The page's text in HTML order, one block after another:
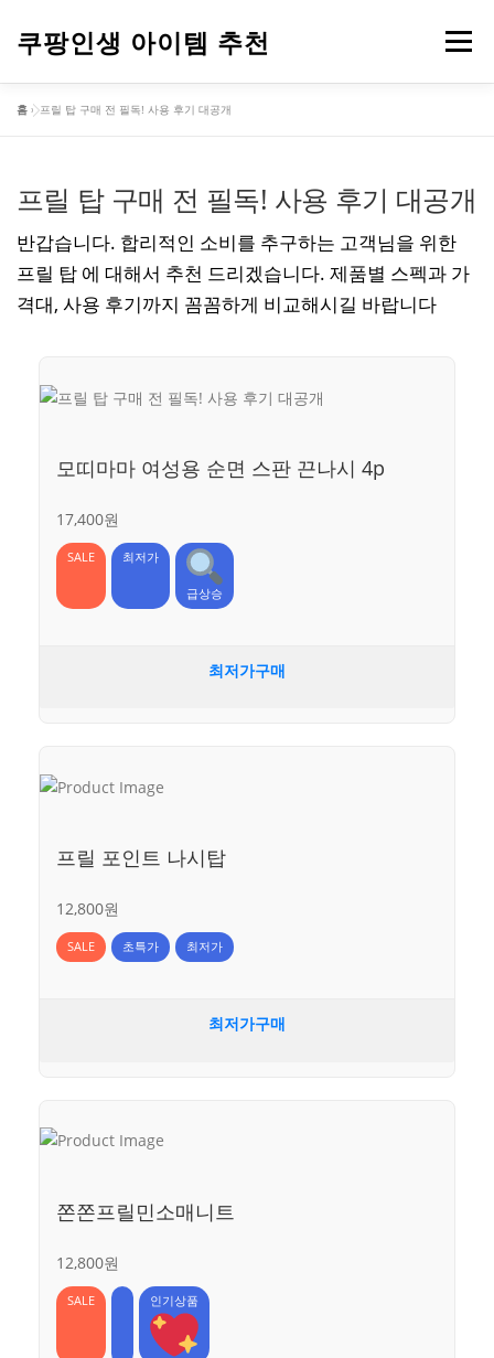
로
쿠팡인생 아이템 추천 메뉴
컴퓨터 기타
홈 »프릴 탑 구매 전 필독! 사용 후기 대공개
프릴 탑 구매 전 필독! 사용 후기 대공개
반갑습니다. 합리적인 소비를 추구하는 고객님을 위한
프릴 탑 에 대해서 추천 드리겠습니다. 제품별 스펙과 가
격대, 사용 후기까지 꼼꼼하게 비교해시길 바랍니다
모띠마마 여성용 순면 스판 끈나시 4p
17,400원
SALE 최저가
급상승
최저가구매
프릴 포인트 나시탑
12,800원
SALE 초특가 최저가
최저가구매
쫀쫀프릴민소매니트
12,800원
SALE 인기상품